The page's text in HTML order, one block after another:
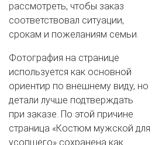
рассмотреть, чтобы заказ
соответствовал ситуации,
срокам и пожеланиям семьи.
Фотография на странице
используется как основной
ориентир по внешнему виду, но
детали лучше подтверждать
при заказе. По этой причине
страница «Костюм мужской для
усопшего» сохранена как